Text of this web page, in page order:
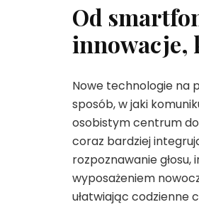
Od
innowacje,
Nowe technologie na
sposób, w jaki
osobistym centrum
coraz bardziej
rozpoznawanie
wyposażeniem
ułatwiając codzienne